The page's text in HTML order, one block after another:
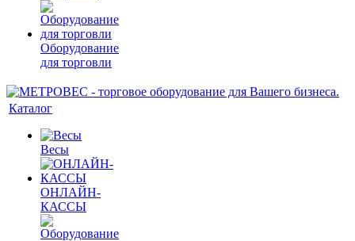
Оборудование
для торговли
Каталог
Весы
ОНЛАЙН-
КАССЫ